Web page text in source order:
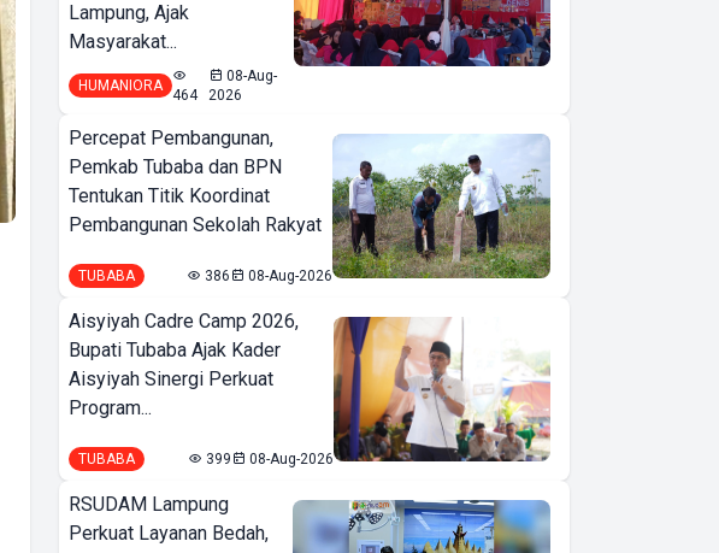
Lampung, Ajak
Masyarakat...
HUMANIORA
464
08-Aug-
2026
Percepat Pembangunan,
Pemkab Tubaba dan BPN
Tentukan Titik Koordinat
Pembangunan Sekolah Rakyat
TUBABA 386 08-Aug-2026
Aisyiyah Cadre Camp 2026,
Bupati Tubaba Ajak Kader
Aisyiyah Sinergi Perkuat
Program...
TUBABA 399 08-Aug-2026
RSUDAM Lampung
Perkuat Layanan Bedah,